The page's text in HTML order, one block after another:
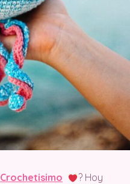
Crochetisimo
? Hoy